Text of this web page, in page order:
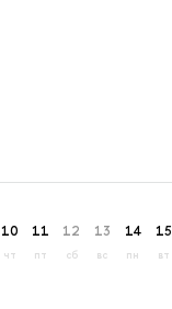
10
чт
11
пт
12
сб
13
вс
14
пн
15
вт